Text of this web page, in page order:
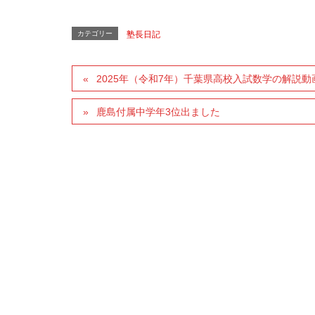
カテゴリー 塾長日記
2025年（令和7年）千葉県高校入試数学の解説動
鹿島付属中学年3位出ました